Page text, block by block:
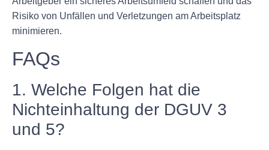
Risiko von Unfällen und Verletzungen am Arbeitsplatz
minimieren.
FAQs
1. Welche Folgen hat die
Nichteinhaltung der DGUV 3
und 5?